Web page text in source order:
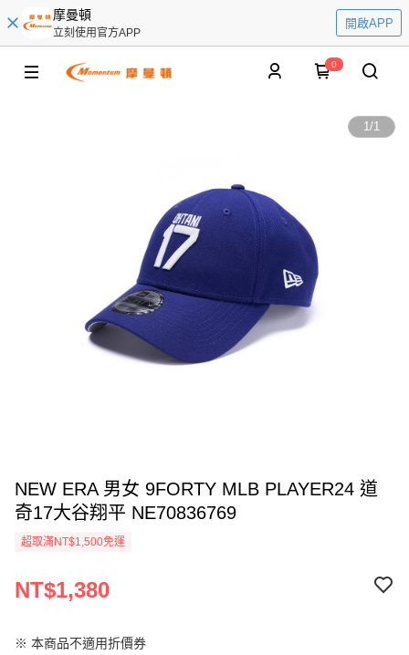
摩曼頓
立刻使用官方APP
開啟APP
0
1/1
NEW ERA 男女 9FORTY MLB PLAYER24 道
奇17大谷翔平 NE70836769
超取滿NT$1,500免運
NT$1,380
※ 本商品不適用折價券